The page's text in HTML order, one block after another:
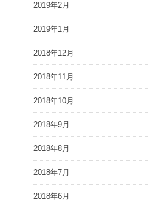
2019年2月
2019年1月
2018年12月
2018年11月
2018年10月
2018年9月
2018年8月
2018年7月
2018年6月